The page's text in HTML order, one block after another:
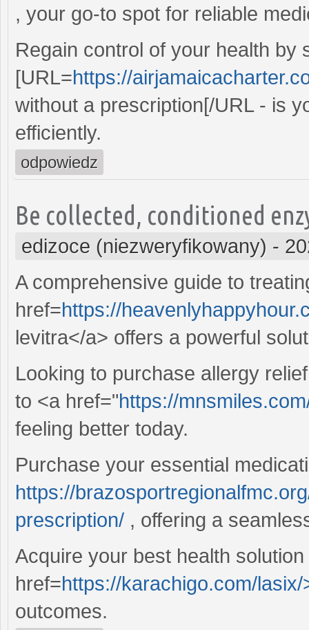
, your go-to spot for reliable
Regain control of your health by
[URL=https://
without a prescription[/URL - is
efficiently.
odpowiedz
Be collected, conditioned
edizoce (niezweryfikowany) -
A comprehensive guide to
href=https://
levitra</a> offers a powerful
Looking to purchase allergy
to <a href="https://
feeling better today.
Purchase your essential
https://
prescription/ , offering a
Acquire your best health
href=https://karachigo.com/lasix/
outcomes.